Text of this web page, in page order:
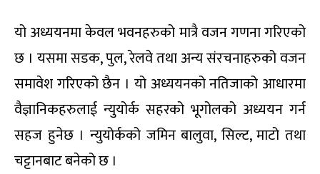
यो अध्ययनमा केवल भवनहरुको मात्रै वजन गणना गरिएको
छ । यसमा सडक, पुल, रेलवे तथा अन्य संरचनाहरुको वजन
समावेश गरिएको छैन । यो अध्ययनको नतिजाको आधारमा
वैज्ञानिकहरुलाई न्युयोर्क सहरको भूगोलको अध्ययन गर्न
सहज हुनेछ । न्युयोर्कको जमिन बालुवा, सिल्ट, माटो तथा
चट्टानबाट बनेको छ ।